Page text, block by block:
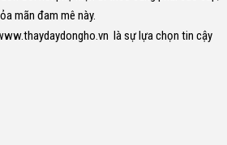
mãn đam mê này.
là sự lựa chọn tin cậy